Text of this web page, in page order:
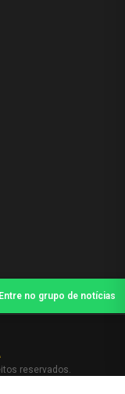
reservados.
Entre no grupo de notícias